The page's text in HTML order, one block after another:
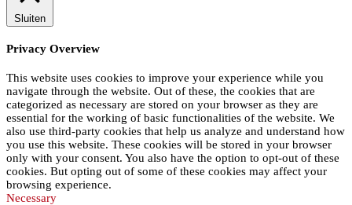
Sluiten
Privacy Overview
This website uses cookies to improve your experience while you
navigate through the website. Out of these, the cookies that are
categorized as necessary are stored on your browser as they are
essential for the working of basic functionalities of the website. We
also use third-party cookies that help us analyze and understand how
you use this website. These cookies will be stored in your browser
only with your consent. You also have the option to opt-out of these
cookies. But opting out of some of these cookies may affect your
browsing experience.
Necessary